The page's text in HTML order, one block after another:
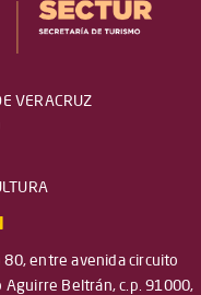
VERACRUZ
80, entre avenida circuito
Beltrán, c.p. 91000,